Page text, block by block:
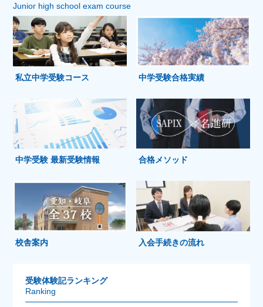
Junior high school exam course
私立中学受験コース 中学受験合格実績
中学受験 最新受験情報 合格メソッド
校舎案内 入会手続きの流れ
受験体験記ランキング
Ranking